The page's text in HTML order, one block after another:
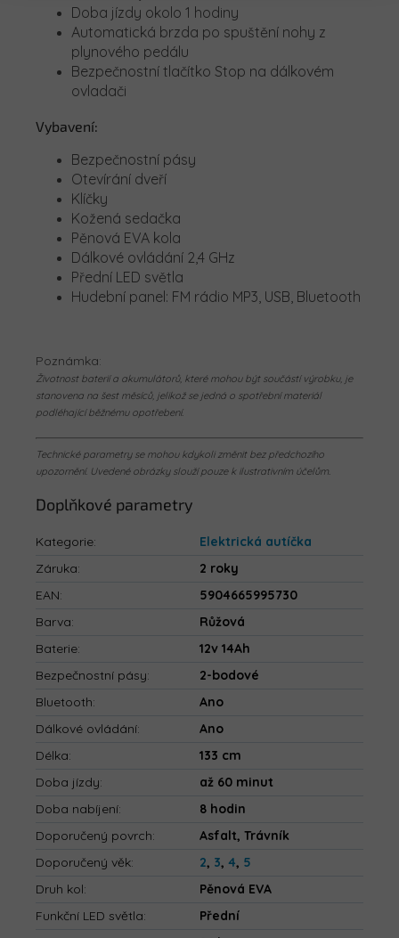
Doba jízdy okolo 1 hodiny
Automatická brzda po spuštění nohy z
plynového pedálu
Bezpečnostní tlačítko Stop na dálkovém
ovladači
Vybavení:
Bezpečnostní pásy
Otevírání dveří
Klíčky
Kožená sedačka
Pěnová EVA kola
Dálkové ovládání 2,4 GHz
Přední LED světla
Hudební panel: FM rádio MP3, USB, Bluetooth
Poznámka:
Životnost baterií a akumulátorů, které mohou být součástí výrobku, je
stanovena na šest měsíců, jelikož se jedná o spotřební materiál
podléhající běžnému opotřebení.
Technické parametry se mohou kdykoli změnit bez předchozího
upozornění. Uvedené obrázky slouží pouze k ilustrativním účelům.
Doplňkové parametry
Kategorie:
Elektrická autíčka
Záruka:
2 roky
EAN:
5904665995730
Barva:
Růžová
Baterie:
12v 14Ah
Bezpečnostní pásy:
2-bodové
Bluetooth:
Ano
Dálkové ovládání:
Ano
Délka:
133 cm
Doba jízdy:
až 60 minut
Doba nabíjení:
8 hodin
Doporučený povrch:
Asfalt, Trávník
Doporučený věk: 2, 3, 4, 5
Druh kol:
Pěnová EVA
Funkční LED světla:
Přední